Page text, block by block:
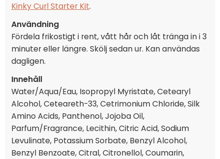
Kinky Curl Starter Kit.
Användning
Fördela frikostigt i rent, vått hår och låt tränga in i 3
minuter eller längre. Skölj sedan ur. Kan användas
dagligen.
Innehåll
Water/Aqua/Eau, Isopropyl Myristate, Cetearyl
Alcohol, Ceteareth-33, Cetrimonium Chloride, Silk
Amino Acids, Panthenol, Jojoba Oil,
Parfum/Fragrance, Lecithin, Citric Acid, Sodium
Levulinate, Potassium Sorbate, Benzyl Alcohol,
Benzyl Benzoate, Citral, Citronellol, Coumarin,